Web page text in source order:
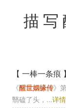
描
【 一棒一条痕 】
《醒世姻缘传》
翳磕了头，...详情